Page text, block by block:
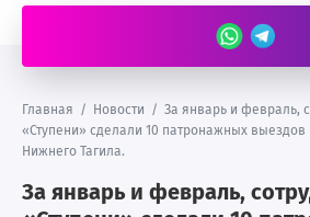
Главная / Новости / За январь и февраль,
«Ступени» сделали 10 патронажных выездов
Нижнего Тагила.
За январь и февраль,